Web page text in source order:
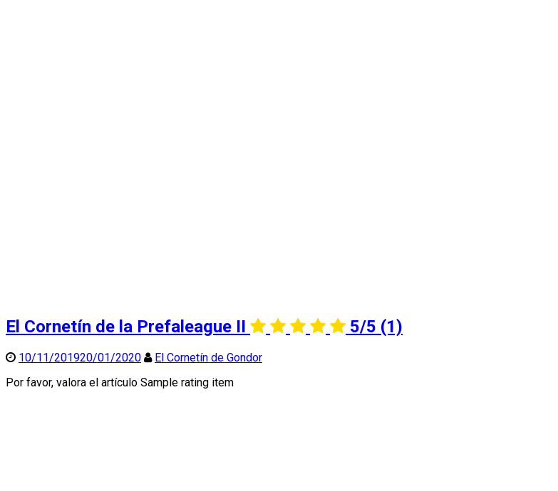
El Cornetín de la Prefaleague II 5/5 (1)
10/11/201920/01/2020
El Cornetín de Gondor
Por favor, valora el artículo Sample rating item